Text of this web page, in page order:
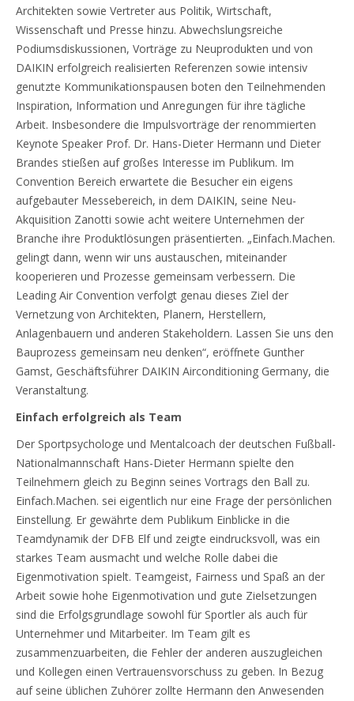
Architekten sowie Vertreter aus Politik, Wirtschaft,
Wissenschaft und Presse hinzu. Abwechslungsreiche
Podiumsdiskussionen, Vorträge zu Neuprodukten und von
DAIKIN erfolgreich realisierten Referenzen sowie intensiv
genutzte Kommunikationspausen boten den Teilnehmenden
Inspiration, Information und Anregungen für ihre tägliche
Arbeit. Insbesondere die Impulsvorträge der renommierten
Keynote Speaker Prof. Dr. Hans-Dieter Hermann und Dieter
Brandes stießen auf großes Interesse im Publikum. Im
Convention Bereich erwartete die Besucher ein eigens
aufgebauter Messebereich, in dem DAIKIN, seine Neu-
Akquisition Zanotti sowie acht weitere Unternehmen der
Branche ihre Produktlösungen präsentierten. „Einfach.Machen.
gelingt dann, wenn wir uns austauschen, miteinander
kooperieren und Prozesse gemeinsam verbessern. Die
Leading Air Convention verfolgt genau dieses Ziel der
Vernetzung von Architekten, Planern, Herstellern,
Anlagenbauern und anderen Stakeholdern. Lassen Sie uns den
Bauprozess gemeinsam neu denken“, eröffnete Gunther
Gamst, Geschäftsführer DAIKIN Airconditioning Germany, die
Veranstaltung.
Einfach erfolgreich als Team
Der Sportpsychologe und Mentalcoach der deutschen Fußball-
Nationalmannschaft Hans-Dieter Hermann spielte den
Teilnehmern gleich zu Beginn seines Vortrags den Ball zu.
Einfach.Machen. sei eigentlich nur eine Frage der persönlichen
Einstellung. Er gewährte dem Publikum Einblicke in die
Teamdynamik der DFB Elf und zeigte eindrucksvoll, was ein
starkes Team ausmacht und welche Rolle dabei die
Eigenmotivation spielt. Teamgeist, Fairness und Spaß an der
Arbeit sowie hohe Eigenmotivation und gute Zielsetzungen
sind die Erfolgsgrundlage sowohl für Sportler als auch für
Unternehmer und Mitarbeiter. Im Team gilt es
zusammenzuarbeiten, die Fehler der anderen auszugleichen
und Kollegen einen Vertrauensvorschuss zu geben. In Bezug
auf seine üblichen Zuhörer zollte Hermann den Anwesenden